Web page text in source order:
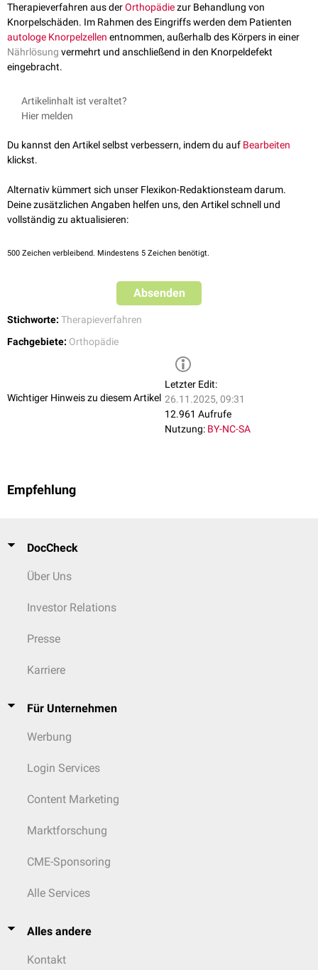
Therapieverfahren aus derOrthopädiezur Behandlung von
Knorpelschäden. Im Rahmen des Eingriffs werden dem Patienten
autologe Knorpelzellen entnommen, außerhalb des Körpers in einer
Nährlösung vermehrt und anschließend in den Knorpeldefekt
eingebracht.
Artikelinhalt ist veraltet?
Hier melden
Du kannst den Artikel selbst verbessern, indem du auf Bearbeiten
klickst.
Alternativ kümmert sich unser Flexikon-Redaktionsteam darum.
Deine zusätzlichen Angaben helfen uns, den Artikel schnell und
vollständig zu aktualisieren:
500 Zeichen verbleibend. Mindestens 5 Zeichen benötigt.
Absenden
Stichworte: Therapieverfahren
Fachgebiete: Orthopädie
Wichtiger Hinweis zu diesem Artikel
Letzter Edit:
26.11.2025, 09:31
12.961 Aufrufe
Nutzung: BY-NC-SA
Empfehlung
DocCheck
Über Uns
Investor Relations
Presse
Karriere
Für Unternehmen
Werbung
Login Services
Content Marketing
Marktforschung
CME-Sponsoring
Alle Services
Alles andere
Kontakt